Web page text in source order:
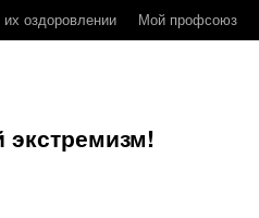
оздоровлении
Мой профсоюз